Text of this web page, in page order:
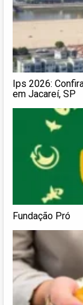
Ips 2026:
em Jacareí, SP
Fundação Pró